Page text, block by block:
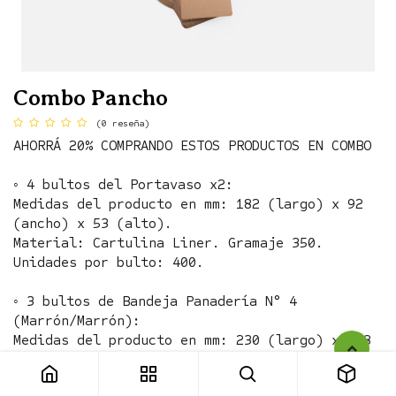
Combo Pancho
(0 reseña)
AHORRÁ 20% COMPRANDO ESTOS PRODUCTOS EN COMBO
◦ 4 bultos del Portavaso x2:
Medidas del producto en mm: 182 (largo) x 92
(ancho) x 53 (alto).
Material: Cartulina Liner. Gramaje 350.
Unidades por bulto: 400.
◦ 3 bultos de Bandeja Panadería N° 4
(Marrón/Marrón):
Medidas del producto en mm: 230 (largo) x 158
Material: Cartulina Liner. Gramaje 260.